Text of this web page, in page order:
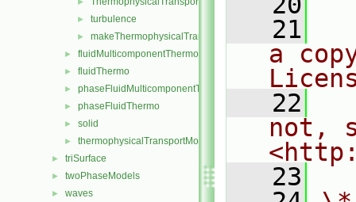
► turbulence
► makeThermophysicalTransportModel.H
► fluidMulticomponentThermo
► fluidThermo
► phaseFluidMulticomponentThermo
► phaseFluidThermo
► solid
► thermophysicalTransportModel
► triSurface
► twoPhaseModels
► waves
   21
a
   22
not,
   23